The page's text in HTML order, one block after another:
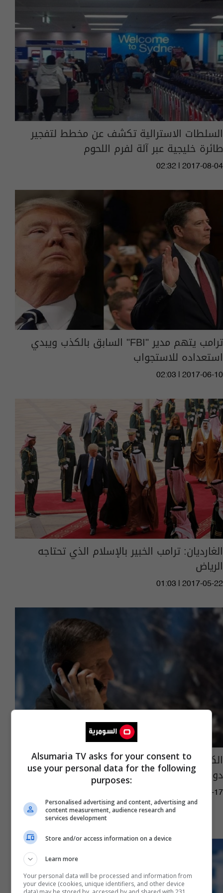
السلطات الاسترالية تكشف عن مخطط لتفجير
طائرة خليجية عبر آلة لفرم اللحوم
02:32 | 2017-08-04
ترامب يتهم مدير "FBI" السابق بالكذب ويبدي
استعداده للاستجواب
02:03 | 2017-06-10
الغارديان: ترامب الخبير بالإسلام الذي تحتاجه
الرياض
01:03 | 2017-05-22
الكونغرس: مستشار الأمن القومي قبض 50 ألف
دولار من شركات روسية
02:39 | 2017-03-17
Alsumaria TV asks for your consent to
use your personal data for the following
purposes:
Personalised advertising and content, advertising and
content measurement, audience research and
services development
Store and/or access information on a device
Learn more
Your personal data will be processed and information from
your device (cookies, unique identifiers, and other device